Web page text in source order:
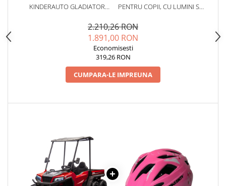
KINDERAUTO GLADIATOR
ROTI MOI EVA, SCAUN
TAPITAT, 180W, 12V,
PREMIUM, ROSU
PENTRU COPII, CU LUMINI SI
2.210,26 RON
1.891,00 RON
Economisesti
319,26 RON
CUMPARA-LE IMPREUNA